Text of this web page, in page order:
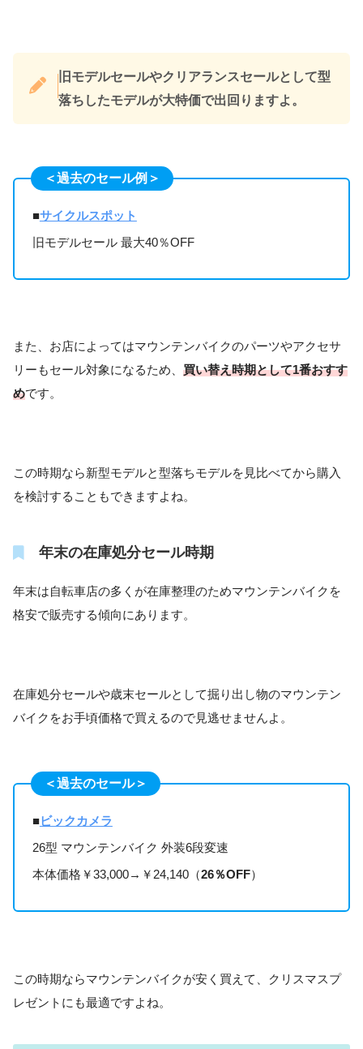
旧モデルセールやクリアランスセールとして型
落ちしたモデルが大特価で出回りますよ。
＜過去のセール例＞
■サイクルスポット
旧モデルセール 最大40％OFF
また、お店によってはマウンテンバイクのパーツやアクセサ
リーもセール対象になるため、 買い替え時期として1番おすす
めです。
この時期なら新型モデルと型落ちモデルを見比べてから購入
を検討することもできますよね。
年末の在庫処分セール時期
年末は自転車店の多くが在庫整理のためマウンテンバイクを
格安で販売する傾向にあります。
在庫処分セールや歳末セールとして掘り出し物のマウンテン
バイクをお手頃価格で買えるので見逃せませんよ。
＜過去のセール＞
■ビックカメラ
26型 マウンテンバイク 外装6段変速
本体価格￥33,000→￥24,140（26％OFF）
この時期ならマウンテンバイクが安く買えて、クリスマスプ
レゼントにも最適ですよね。